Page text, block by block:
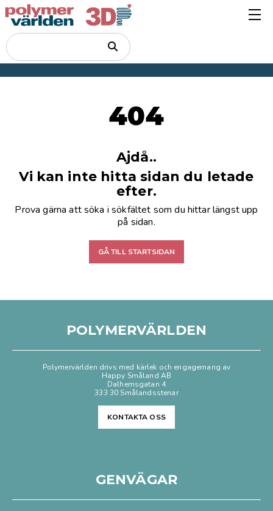
404
Ajdå..
Vi kan inte hitta sidan du letade
efter.
Prova gärna att söka i sökfältet som du hittar längst upp
på sidan.
GÅ TILL STARTSIDAN
POLYMERVÄRLDEN
Polymervärlden drivs med kärlek och engagemang av
Happy Småland AB
Dalhemsgatan 4
333 30 Smålandsstenar
KONTAKTA OSS
GENVÄGAR